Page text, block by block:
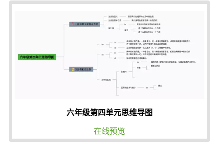
六年级第四单元思维导图
在线预览